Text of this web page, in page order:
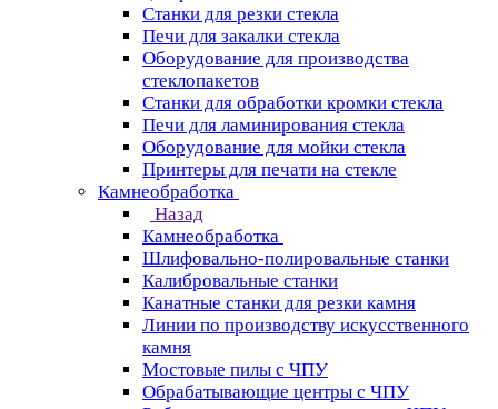
Станки для резки стекла
Печи для закалки стекла
Оборудование для производства
стеклопакетов
Станки для обработки кромки стекла
Печи для ламинирования стекла
Оборудование для мойки стекла
Принтеры для печати на стекле
Камнеобработка
Назад
Камнеобработка
Шлифовально-полировальные станки
Калибровальные станки
Канатные станки для резки камня
Линии по производству искусственного
камня
Мостовые пилы с ЧПУ
Обрабатывающие центры с ЧПУ